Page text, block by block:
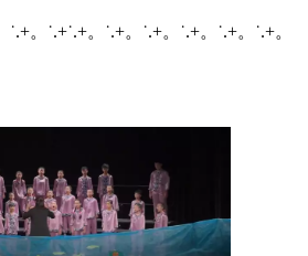
。˙.+˙.+。˙.+。˙.+。˙.+。˙.+。˙.+。